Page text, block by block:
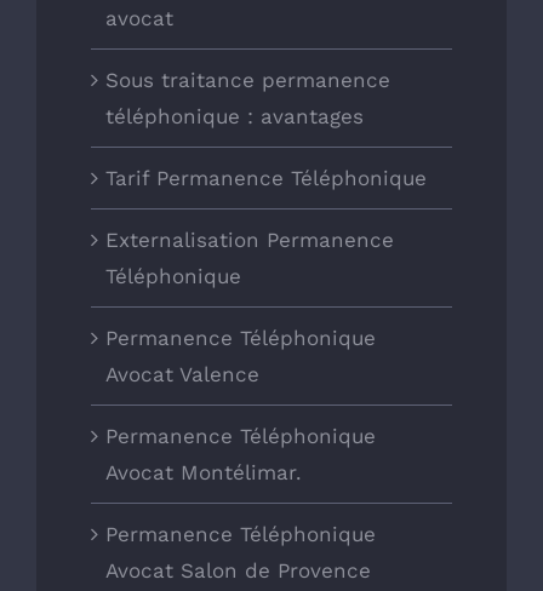
avocat
Sous traitance permanence
téléphonique : avantages
Tarif Permanence Téléphonique
Externalisation Permanence
Téléphonique
Permanence Téléphonique
Avocat Valence
Permanence Téléphonique
Avocat Montélimar.
Permanence Téléphonique
Avocat Salon de Provence